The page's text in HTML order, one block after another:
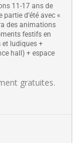
11-17 ans de
partie d’été avec «
des animations
festifs en
et ludiques +
hall) + espace
gratuites.